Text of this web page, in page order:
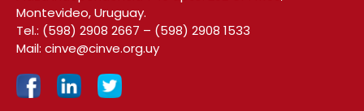
Montevideo, Uruguay.
Tel.: (598) 2908 2667 – (598) 2908 1533
Mail: cinve@cinve.org.uy